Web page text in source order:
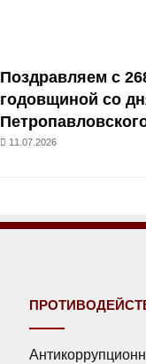
Поздравляем с
годовщиной со
11.07.2026